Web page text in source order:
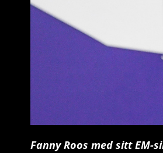
Fanny Roos med sitt EM-